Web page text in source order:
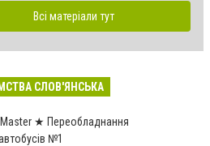
Всі матеріали тут
СЛОВ'ЯНСЬКА
★ Переобладнання
№1